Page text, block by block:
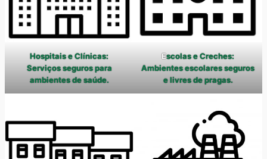
Hospitais e Clínicas:
Serviços seguros para
ambientes de saúde.
Escolas e Creches:
Ambientes escolares seguros
e livres de pragas.